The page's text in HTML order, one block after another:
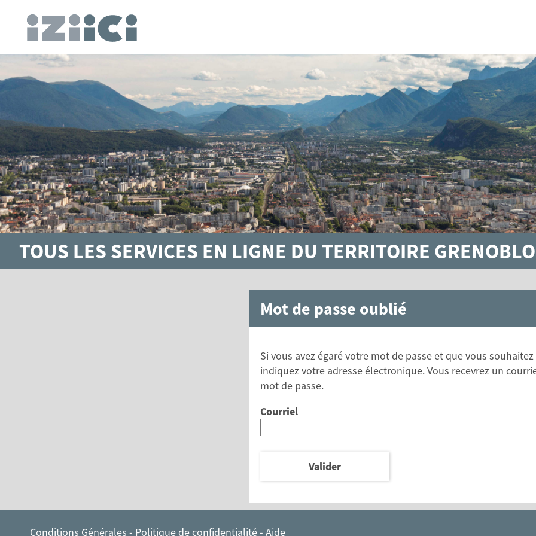
TOUS LES SERVICES EN LIGNE DU TERRITOIRE
Mot de passe oublié
Si vous avez égaré votre mot de passe et que vous
indiquez votre adresse électronique. Vous recevrez un
mot de passe.
Courriel
Valider
Conditions Générales - Politique de confidentialité- Aide